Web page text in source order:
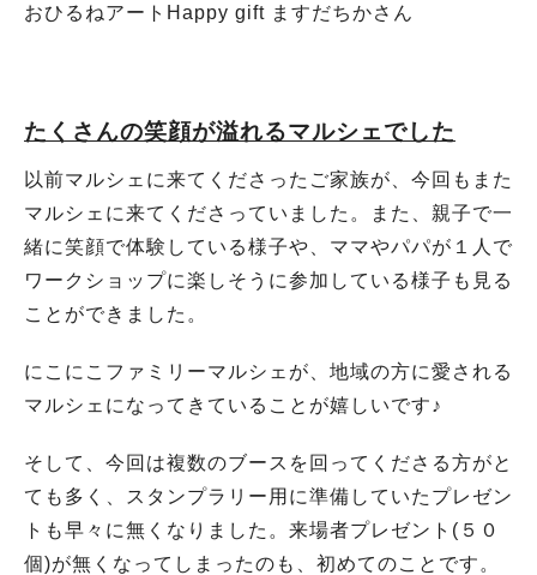
おひるねアートHappy gift ますだちかさん
たくさんの笑顔が溢れるマルシェでした
以前マルシェに来てくださったご家族が、今回もまた
マルシェに来てくださっていました。また、親子で一
緒に笑顔で体験している様子や、ママやパパが１人で
ワークショップに楽しそうに参加している様子も見る
ことができました。
にこにこファミリーマルシェが、地域の方に愛される
マルシェになってきていることが嬉しいです♪
そして、今回は複数のブースを回ってくださる方がと
ても多く、スタンプラリー用に準備していたプレゼン
トも早々に無くなりました。来場者プレゼント(５０
個)が無くなってしまったのも、初めてのことです。